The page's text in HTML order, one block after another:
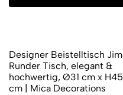
Designer Beistelltisch Jim |
Runder Tisch, elegant &
hochwertig, Ø31 cm x H45
cm | Mica Decorations